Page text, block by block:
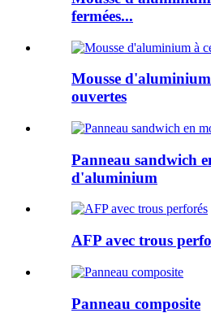
fermées...
Mousse
ouvertes
Panneau sandwich
d'aluminium
AFP avec trous
Panneau composite